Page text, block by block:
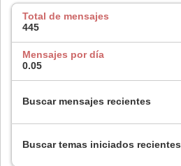
Total de mensajes
445
Mensajes por día
0.05
Buscar mensajes recientes
Buscar temas iniciados recientes